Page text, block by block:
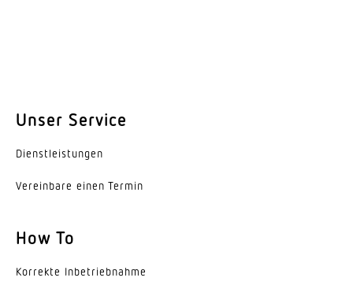
Lebensdauer LED (25 °C)
70000 h
IP20
Umgebungstemperatur
Unser Service
Dienst­leis­tungen
Vereinbare einen Termin
How To
Korrekte Inbe­trieb­nahme